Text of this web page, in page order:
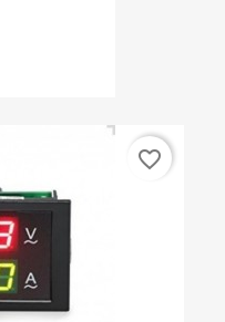
favorite_border